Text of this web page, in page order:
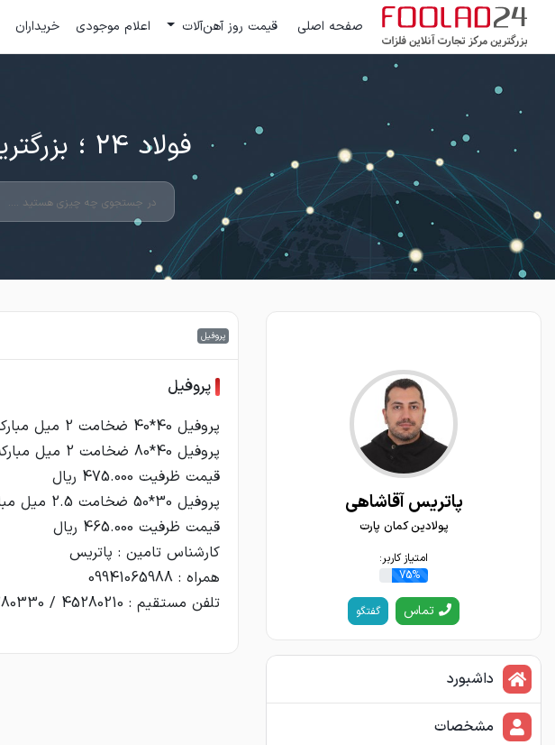
صفحه اصلی قیمت روز آهن‌آلات اعلام موجودی خریداران
فولاد 24 ؛ بزرگترین مرکز تجارت آنلاین فلزات
پاتریس آقاشاهی
پولادین کمان پارت
امتیاز کاربر:
75%
تماس گفتگو
داشبورد
مشخصات
پروفیل
پروفیل
تلفن مستقیم : 45280210 / 45280330